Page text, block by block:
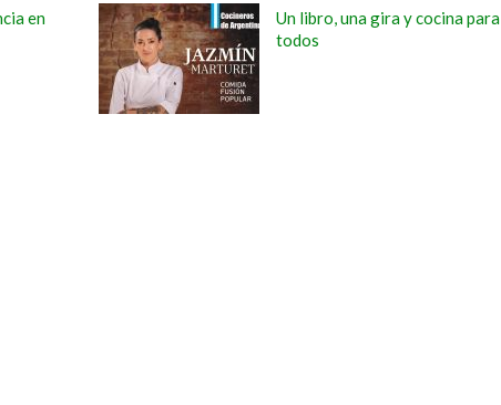
en
Un libro, una gira y cocina para
todos